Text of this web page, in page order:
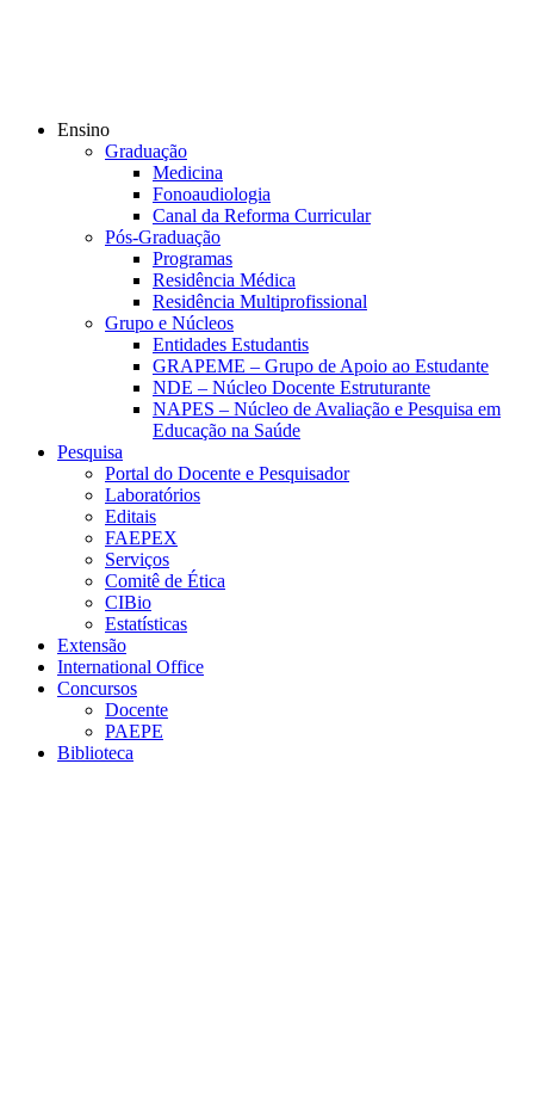
Ensino
Graduação
Medicina
Fonoaudiologia
Canal da Reforma Curricular
Pós-Graduação
Programas
Residência Médica
Residência Multiprofissional
Grupo e Núcleos
Entidades Estudantis
GRAPEME – Grupo de Apoio ao Estudante
NDE – Núcleo Docente Estruturante
NAPES – Núcleo de Avaliação e Pesquisa em
Educação na Saúde
Pesquisa
Portal do Docente e Pesquisador
Laboratórios
Editais
FAEPEX
Serviços
Comitê de Ética
CIBio
Estatísticas
Extensão
International Office
Concursos
Docente
PAEPE
Biblioteca